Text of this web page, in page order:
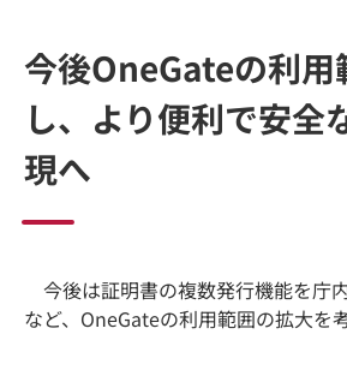
今後OneGateの利用
し、より便利で安全
現へ
今後は証明書の複数発行機能を庁
など、OneGateの利用範囲の拡大を